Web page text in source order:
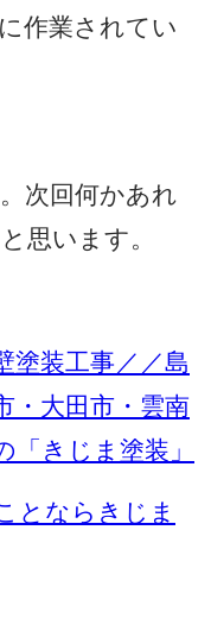
作業されてい
次回何かあれ
思います。
塗装工事／／島
・大田市・雲南
きじま塗装」
とならきじま